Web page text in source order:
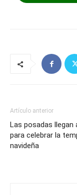
Artículo anterior
Las posadas llegan
para celebrar la
navideña